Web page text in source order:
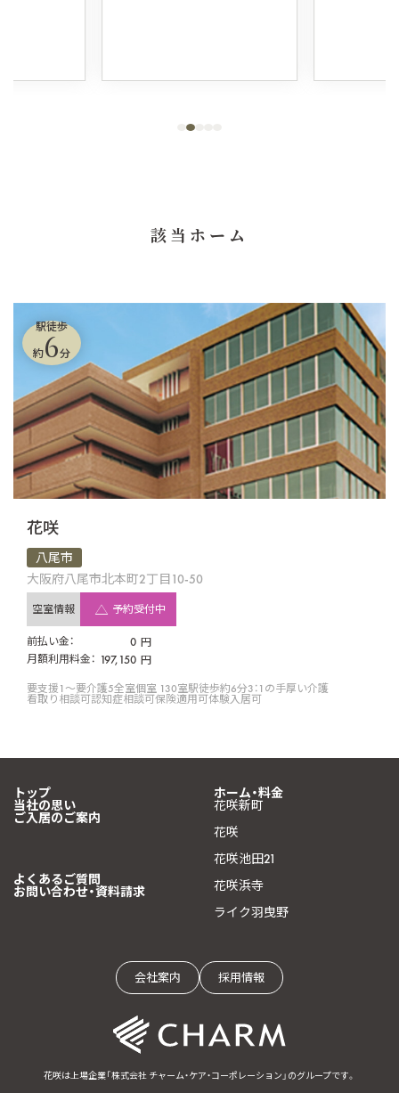
該当ホーム
駅徒歩
約6分
花咲
八尾市
大阪府八尾市北本町2丁目10-50
空室情報 予約受付中
前払い金： 0 円
月額利用料金： 197,150 円
要支援1〜要介護5全室個室 130室駅徒歩約6分3：1の手厚い介護
看取り相談可認知症相談可保険適用可体験入居可
トップ
当社の思い
ご入居のご案内
ホーム・料金
花咲新町
花咲
花咲池田21
花咲浜寺
ライク羽曳野
よくあるご質問
お問い合わせ・資料請求
会社案内 採用情報
花咲は上場企業「株式会社 チャーム・ケア・コーポレーション」のグループです。